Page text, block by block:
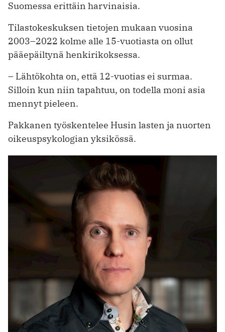
Suomessa erittäin harvinaisia.
Tilastokeskuksen tietojen mukaan vuosina
2003–2022 kolme alle 15-vuotiasta on ollut
pääepäiltynä henkirikoksessa.
– Lähtökohta on, että 12-vuotias ei surmaa.
Silloin kun niin tapahtuu, on todella moni asia
mennyt pieleen.
Pakkanen työskentelee Husin lasten ja nuorten
oikeuspsykologian yksikössä.